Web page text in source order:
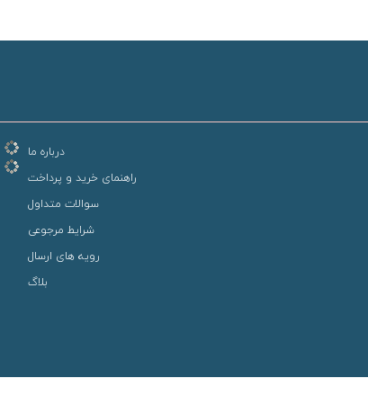
درباره ما
راهنمای خرید و پرداخت
سوالات متداول
شرایط مرجوعی
رویه های ارسال
بلاگ